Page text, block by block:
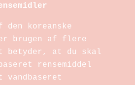
koreanske
brugen af flere
betyder, at du skal
rensemiddel